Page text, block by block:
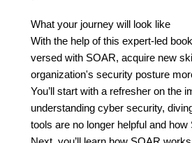
What your journey will look like
With the help of this expert-led
versed with SOAR, acquire new
organization's security posture
You’ll start with a refresher on the
understanding cyber security,
tools are no longer helpful and